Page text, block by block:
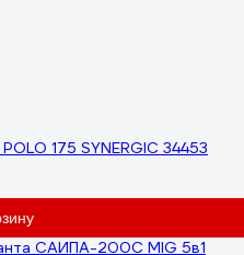
175 SYNERGIC 34453